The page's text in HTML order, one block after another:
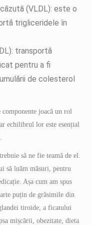
(VLDL): este o
trigliceridele în
transportă
pentru a fi
de colesterol
joacă un rol
echilibrul lor este esențial
să ne fie teamă de el.
să luăm măsuri, pentru
Așa cum am spus
puțin de grăsimile din
tiroide, a ficatului
mișcării, obezitate, dieta